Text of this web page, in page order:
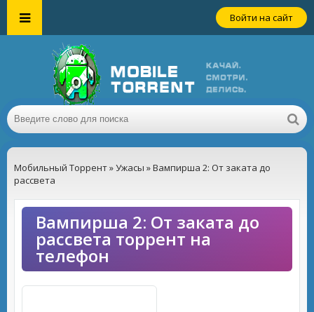
Войти на сайт
Мобильный Торрент»Ужасы » Вампирша 2: От заката до
рассвета
Вампирша 2: От заката до
рассвета торрент на
телефон